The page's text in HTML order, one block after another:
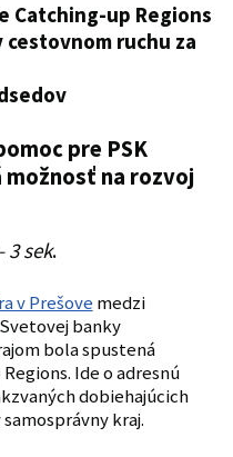
Catching-up Regions
cestovnom ruchu za
pre PSK
na rozvoj
sek.
v Prešove medzi
banky
bola spustená
Ide o adresnú
dobiehajúcich
kraj.